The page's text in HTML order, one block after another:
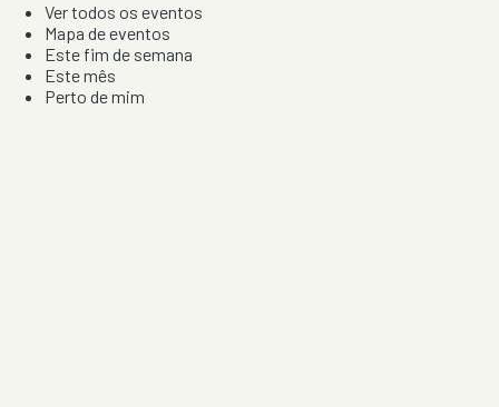
Ver todos os eventos
Mapa de eventos
Este fim de semana
Este mês
Perto de mim